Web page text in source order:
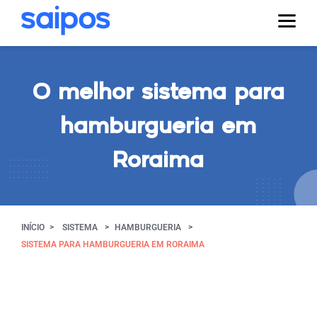
O melhor sistema para
hamburgueria em
Roraima
INÍCIO SISTEMA
HAMBURGUERIA
SISTEMA PARA HAMBURGUERIA EM RORAIMA